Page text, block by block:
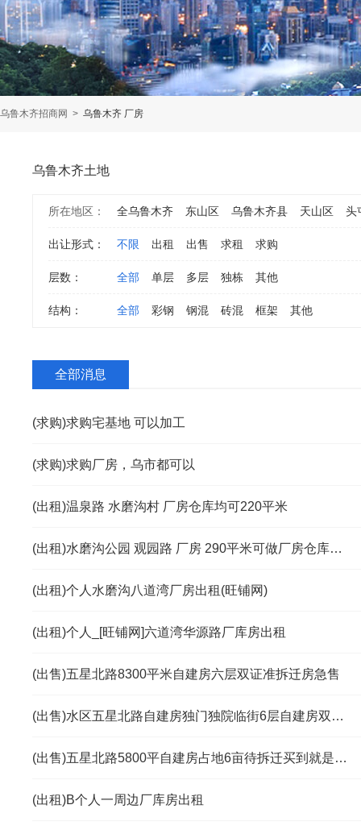
乌鲁木齐招商网 > 乌鲁木齐 厂房
乌鲁木齐土地
所在地区： 全乌鲁木齐 东山区 乌鲁木齐县 天山区 头
出让形式： 不限 出租 出售 求租 求购
层数： 全部 单层 多层 独栋 其他
结构： 全部 彩钢 钢混 砖混 框架 其他
全部消息
(求购)求购宅基地 可以加工
(求购)求购厂房，乌市都可以
(出租)温泉路 水磨沟村 厂房仓库均可220平米
(出租)水磨沟公园 观园路 厂房 290平米可做厂房仓库长短期都
(出租)个人水磨沟八道湾厂房出租(旺铺网)
(出租)个人_[旺铺网]六道湾华源路厂库房出租
(出售)五星北路8300平米自建房六层双证准拆迁房急售
(出售)水区五星北路自建房独门独院临街6层自建房双证齐全
(出售)五星北路5800平自建房占地6亩待拆迁买到就是赚到
(出租)B个人一周边厂库房出租